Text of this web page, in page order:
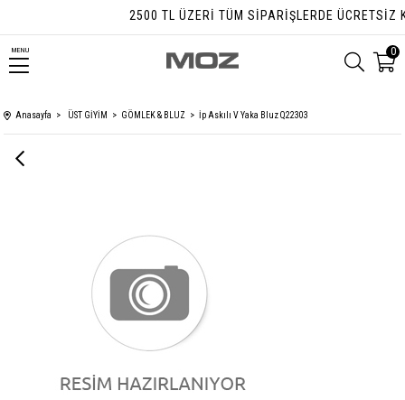
2500 TL ÜZERI TÜM SIPARIŞLERDE ÜCRETSIZ
MENU 0
Anasayfa ÜST GİYİM GÖMLEK & BLUZ İp Askılı V Yaka Bluz Q22303